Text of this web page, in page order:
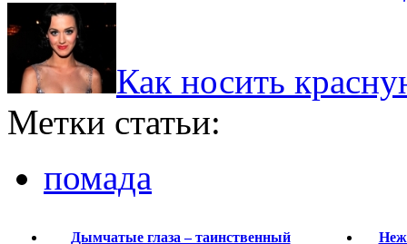
Как носить
Метки статьи:
помада
Дымчатые глаза – таинственный